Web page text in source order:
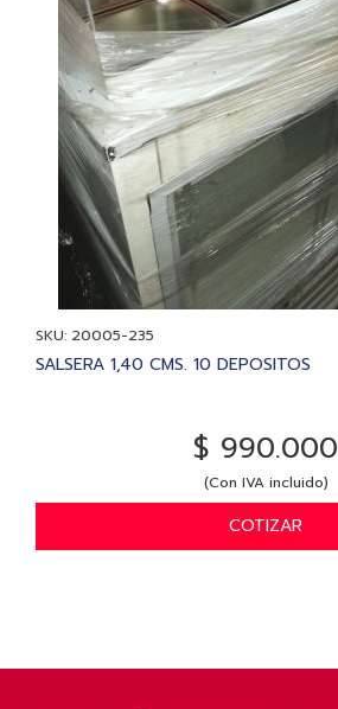
SKU: 20005-235
SALSERA 1,40 CMS. 10 DEPOSITOS
$ 990.000
(Con IVA incluido)
COTIZAR